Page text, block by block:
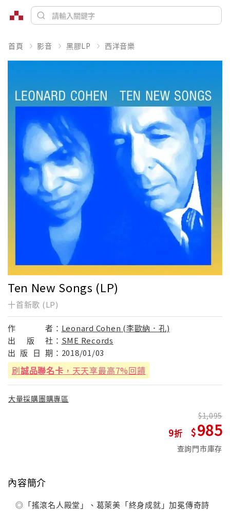
首頁 影音 黑膠LP 西洋音樂
Ten New Songs (LP)
十首新歌 (LP)
作 者： Leonard Cohen (李歐納．孔)
出
版 社： SME Records
出 版 日 期： 2018/01/03
刷誠品聯名卡 ，天天享最高7%回饋
大量採購團購專區
9
1,095
985
查詢門市庫存
內容簡介
◎「搖滾名人殿堂」、葛萊美「終身成就」加冕傳奇詩